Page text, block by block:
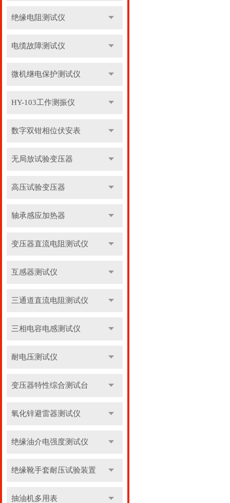
绝缘电阻测试仪
电缆故障测试仪
微机继电保护测试仪
HY-103工作测振仪
数字双钳相位伏安表
无局放试验变压器
高压试验变压器
轴承感应加热器
变压器直流电阻测试仪
互感器测试仪
三通道直流电阻测试仪
三相电容电感测试仪
耐电压测试仪
变压器特性综合测试台
氧化锌避雷器测试仪
绝缘油介电强度测试仪
绝缘靴手套耐压试验装置
抽油机多用表